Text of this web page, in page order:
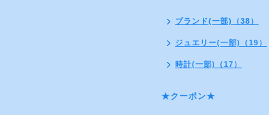
ブランド(一部)（38）
ジュエリー(一部)（19）
時計(一部)（17）
★クーポン★